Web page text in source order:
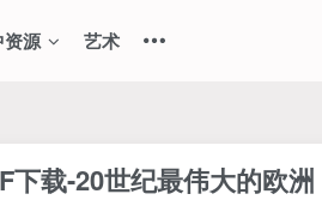
源 艺术
载-20世纪最伟大的欧洲